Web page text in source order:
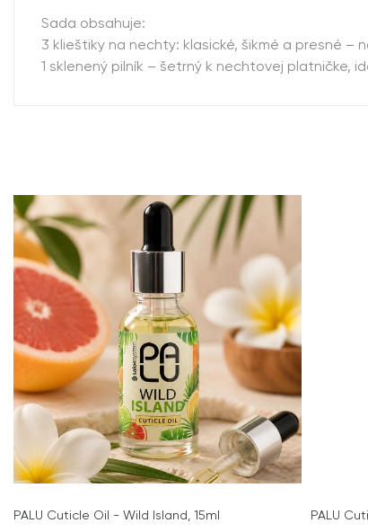
Sada obsahuje:
3 klieštiky na nechty: klasické, šikmé a presné –
1 sklenený pilník – šetrný k nechtovej platničke,
PALU Cuticle Oil - Wild Island, 15ml PALU